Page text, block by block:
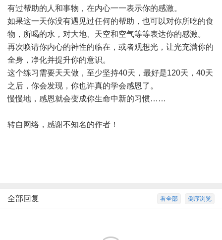
有过帮助的人和事物，在内心一一表示你的感激。
如果这一天你没有遇见过任何的帮助，也可以对你所吃的食
物，所喝的水，对大地、天空和空气等等表达你的感激。
再次唤请你内心的神性的临在，或者观想光，让光充满你的
全身，净化并提升你的意识。
这个练习需要天天做，至少坚持40天，最好是120天，40天
之后，你会发现，你也许真的学会感恩了。
慢慢地，感恩就会变成你生命中新的习惯……
转自网络，感谢不知名的作者！
倒序浏览
看全部
全部回复